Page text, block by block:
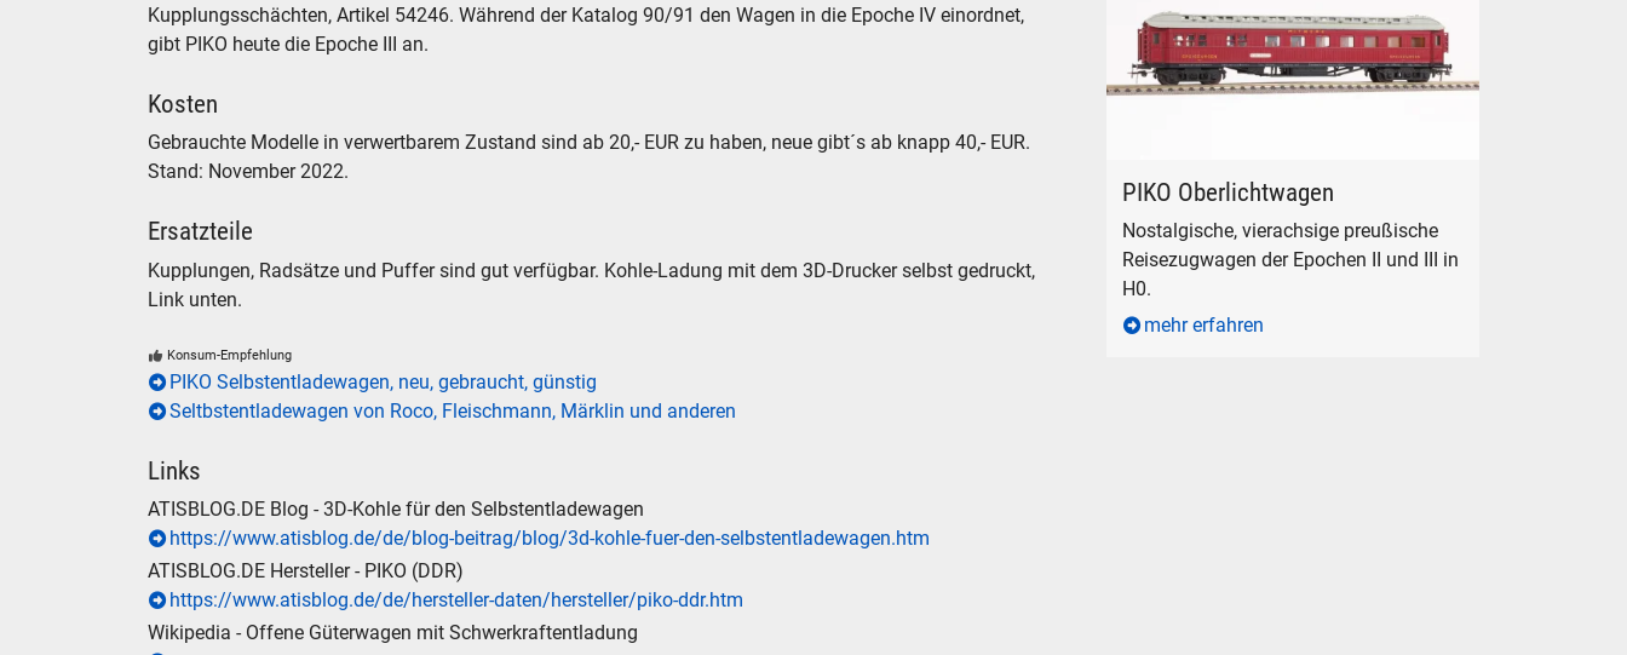
Kupplungsschächten, Artikel 54246. Während der Katalog 90/91 den Wagen in die Epoche IV einordnet,
gibt PIKO heute die Epoche III an.
Kosten
Gebrauchte Modelle in verwertbarem Zustand sind ab 20,- EUR zu haben, neue gibt´s ab knapp 40,- EUR.
Stand: November 2022.
Ersatzteile
Kupplungen, Radsätze und Puffer sind gut verfügbar. Kohle-Ladung mit dem 3D-Drucker selbst gedruckt,
Link unten.
Konsum-Empfehlung
PIKO Selbstentladewagen, neu, gebraucht, günstig
Seltbstentladewagen von Roco, Fleischmann, Märklin und anderen
Links
ATISBLOG.DE Blog - 3D-Kohle für den Selbstentladewagen
https://www.atisblog.de/de/blog-beitrag/blog/3d-kohle-fuer-den-selbstentladewagen.htm
ATISBLOG.DE Hersteller - PIKO (DDR)
https://www.atisblog.de/de/hersteller-daten/hersteller/piko-ddr.htm
Wikipedia - Offene Güterwagen mit Schwerkraftentladung
PIKO Oberlichtwagen
Nostalgische, vierachsige preußische
Reisezugwagen der Epochen II und III in
H0.
mehr erfahren
alles